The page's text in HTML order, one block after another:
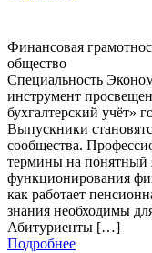
Финансовая
общество
Специальность
инструмент
бухгалтерский учёт»
Выпускники
сообщества.
термины на понятный
функционирования
как работает
знания необходимы
Абитуриенты […]
Подробнее